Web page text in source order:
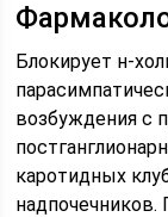
Блокирует н-
возбуждения с
каротидных